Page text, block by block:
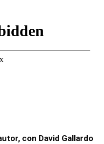
con David Gallardo